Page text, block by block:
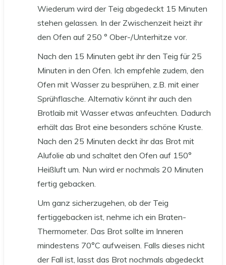
Wiederum wird der Teig abgedeckt 15 Minuten
stehen gelassen. In der Zwischenzeit heizt ihr
den Ofen auf 250 ° Ober-/Unterhitze vor.
Nach den 15 Minuten gebt ihr den Teig für 25
Minuten in den Ofen. Ich empfehle zudem, den
Ofen mit Wasser zu besprühen, z.B. mit einer
Sprühflasche. Alternativ könnt ihr auch den
Brotlaib mit Wasser etwas anfeuchten. Dadurch
erhält das Brot eine besonders schöne Kruste.
Nach den 25 Minuten deckt ihr das Brot mit
Alufolie ab und schaltet den Ofen auf 150°
Heißluft um. Nun wird er nochmals 20 Minuten
fertig gebacken.
Um ganz sicherzugehen, ob der Teig
fertiggebacken ist, nehme ich ein Braten-
Thermometer. Das Brot sollte im Inneren
mindestens 70°C aufweisen. Falls dieses nicht
der Fall ist, lasst das Brot nochmals abgedeckt